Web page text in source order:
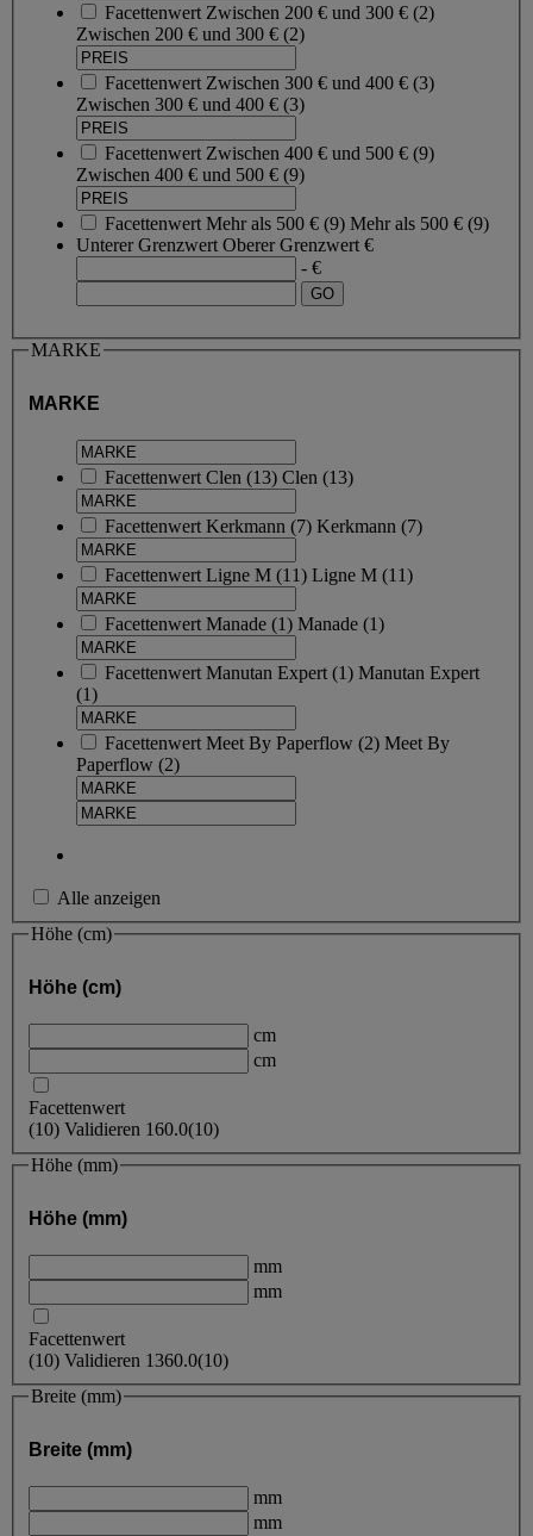
Facettenwert Zwischen 200 € und 300 € (2)
Zwischen 200 € und 300 € (2)
Facettenwert Zwischen 300 € und 400 € (3)
Zwischen 300 € und 400 € (3)
Facettenwert Zwischen 400 € und 500 € (9)
Zwischen 400 € und 500 € (9)
Facettenwert Mehr als 500 € (9) Mehr als 500 € (9)
Unterer Grenzwert Oberer Grenzwert €
- €
MARKE
MARKE
Facettenwert Clen (13) Clen (13)
Facettenwert Kerkmann (7) Kerkmann (7)
Facettenwert Ligne M (11) Ligne M (11)
Facettenwert Manade (1) Manade (1)
Facettenwert Manutan Expert (1) Manutan Expert
(1)
Facettenwert Meet By Paperflow (2) Meet By
Paperflow (2)
Alle anzeigen
Höhe (cm)
Höhe (cm)
cm
cm
Facettenwert
(10) Validieren 160.0(10)
Höhe (mm)
Höhe (mm)
mm
mm
Facettenwert
(10) Validieren 1360.0(10)
Breite (mm)
Breite (mm)
mm
mm